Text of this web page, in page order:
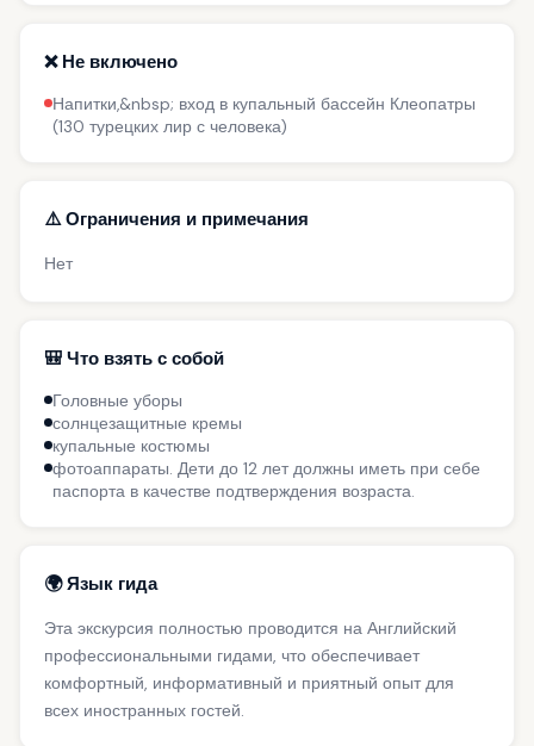
❌ Не включено
Напитки,&nbsp; вход в купальный бассейн Клеопатры
(130 турецких лир с человека)
⚠️ Ограничения и примечания
Нет
🎒 Что взять с собой
Головные уборы
солнцезащитные кремы
купальные костюмы
фотоаппараты. Дети до 12 лет должны иметь при себе
паспорта в качестве подтверждения возраста.
🌍 Язык гида
Эта экскурсия полностью проводится на Английский
профессиональными гидами, что обеспечивает
комфортный, информативный и приятный опыт для
всех иностранных гостей.